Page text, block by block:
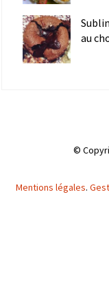
au
©
Mentions légales.